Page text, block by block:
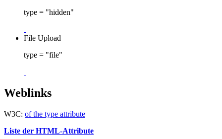
type = "hidden"
File Upload
type = "file"
Weblinks
W3C: of the type attribute
Liste der HTML-Attribute